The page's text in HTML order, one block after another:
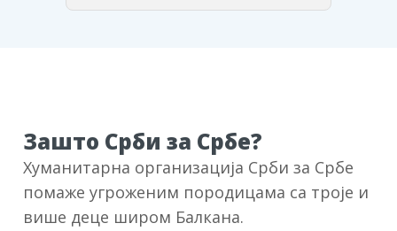
Зашто Срби за Србе?
Хуманитарна организација Срби за Србе
помаже угроженим породицама са троје и
више деце широм Балкана.